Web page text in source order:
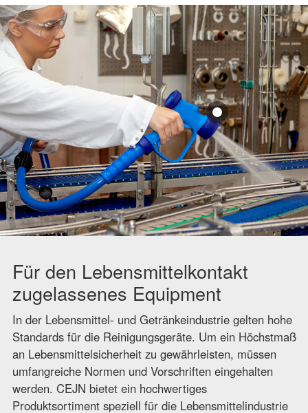
Für den Lebensmittelkontakt
zugelassenes Equipment
In der Lebensmittel- und Getränkeindustrie gelten hohe
Standards für die Reinigungsgeräte. Um ein Höchstmaß
an Lebensmittelsicherheit zu gewährleisten, müssen
umfangreiche Normen und Vorschriften eingehalten
werden. CEJN bietet ein hochwertiges
Produktsortiment speziell für die Lebensmittelindustrie